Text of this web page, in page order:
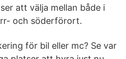
att välja mellan både i
och söderförort.
för bil eller mc? Se var